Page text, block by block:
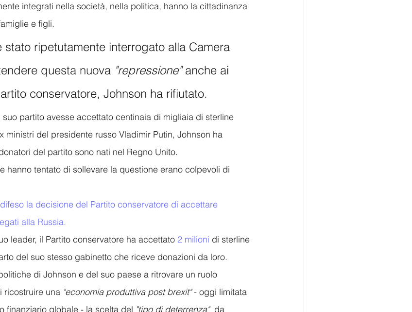
integrati nella società, nella politica, hanno la cittadinanza
e figli.
stato ripetutamente interrogato alla Camera
questa nuova "repressione" anche ai
conservatore, Johnson ha rifiutato.
partito avesse accettato centinaia di migliaia di sterline
ministri del presidente russo Vladimir Putin, Johnson ha
del partito sono nati nel Regno Unito.
hanno tentato di sollevare la questione erano colpevoli di
difeso la decisione del Partito conservatore di accettare
alla Russia.
leader, il Partito conservatore ha accettato 2 milioni di sterline
del suo stesso gabinetto che riceve donazioni da loro.
di Johnson e del suo paese a ritrovare un ruolo
ricostruire una "economia produttiva post brexit" - oggi limitata
finanziario globale - la scelta del "tipo di deterrenza" da